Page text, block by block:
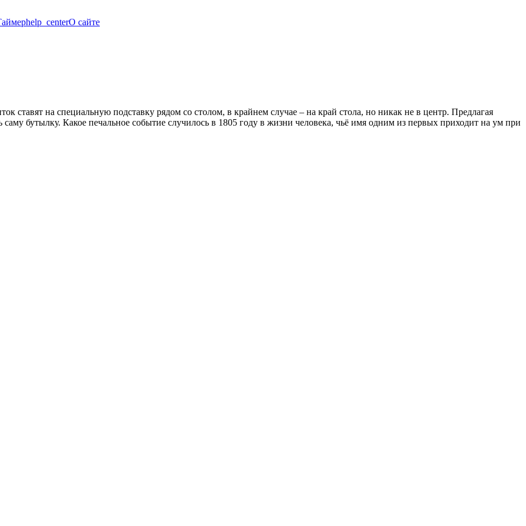
help_centerО сайте
ставят на специальную подставку рядом со столом, в крайнем случае – на край стола, но никак не в центр. Предлагая
саму бутылку. Какое печальное событие случилось в 1805 году в жизни человека, чьё имя одним из первых приходит на ум при